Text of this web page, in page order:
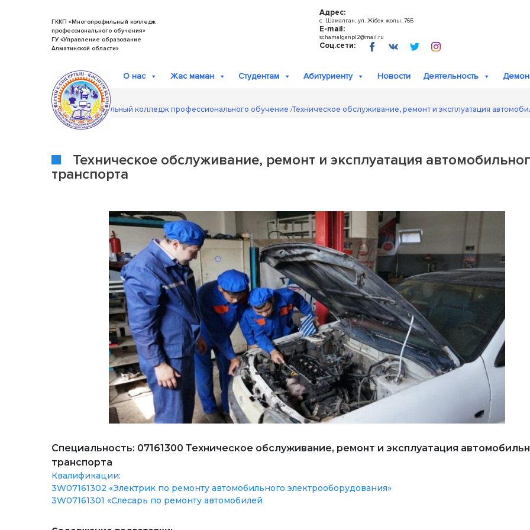
ГККП «Многопрофильный колледж
профессионального обучения»
ГУ «Управление образование
Алматинской области»
Адрес:
с. Шамалган, ул. Жібек жолы, 76Б
E-mail:
schamalganpl2@mail.ru
Соц.сети:
О нас Жас маман Студентам Абитуриенту Новости Деятельность
Многопрофильный колледж профессионального обучение /Техническое обслуживание, ремонт и эксплуатация
Техническое обслуживание, ремонт и эксплуатация
транспорта
Специальность: 07161300 Техническое обслуживание, ремонт и эксплуатация
транспорта
Квалификации:
3W07161302 «Электрик по ремонту автомобильного электрооборудования»
3W07161301 «Слесарь по ремонту автомобилей